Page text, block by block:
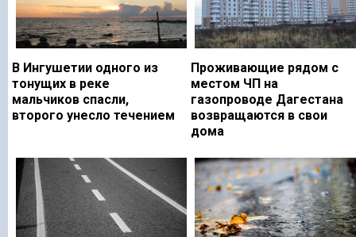
В Ингушетии одного из
тонущих в реке
мальчиков спасли,
второго унесло течением
Проживающие рядом с
местом ЧП на
газопроводе Дагестана
возвращаются в свои
дома